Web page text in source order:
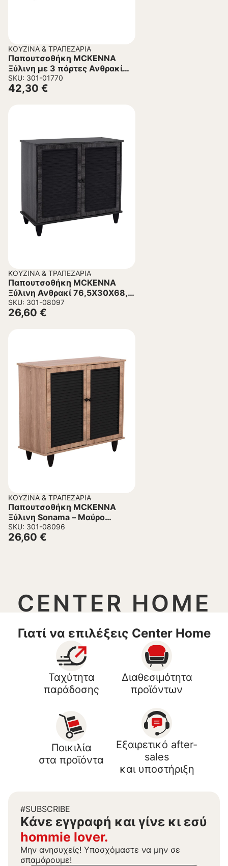
ΚΟΥΖΊΝΑ & ΤΡΑΠΕΖΑΡΊΑ
Παπουτσοθήκη MCKENNA
Ξύλινη με 3 πόρτες Ανθρακί
112x30x68,5Υ εκ.
SKU: 301-01770
42,30 €
ΚΟΥΖΊΝΑ & ΤΡΑΠΕΖΑΡΊΑ
Παπουτσοθήκη MCKENNA
Ξύλινη Ανθρακί 76,5X30X68,5
εκ.
SKU: 301-08097
26,60 €
ΚΟΥΖΊΝΑ & ΤΡΑΠΕΖΑΡΊΑ
Παπουτσοθήκη MCKENNA
Ξύλινη Sonama – Μαύρο
77x30x69Υ εκ.
SKU: 301-08096
26,60 €
CENTER HOME
Γιατί να επιλέξεις Center Home
Ταχύτητα
παράδοσης
Διαθεσιμότητα
προϊόντων
Ποικιλία
στα προϊόντα
Εξαιρετικό after-
sales
και υποστήριξη
#SUBSCRIBE
Kάνε εγγραφή και γίνε κι εσύ
hommie lover.
Μην ανησυχείς! Υποσχόμαστε να μην σε
σπαμάρουμε!